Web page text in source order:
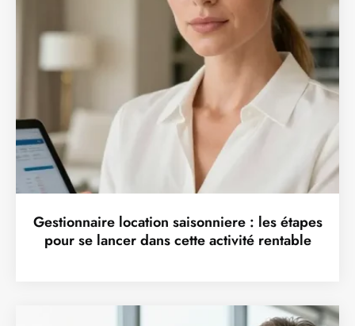
Gestionnaire location saisonniere : les étapes
pour se lancer dans cette activité rentable